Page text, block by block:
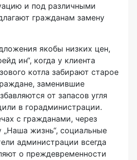
и под различными
гражданам замену
якобы низких цен,
ин“, когда у клиента
котла забирают старое
заменившие
от запасов угля
в горадминистрации.
с гражданами, через
„Наша жизнь“, социальные
администрации всегда
о преждевременности